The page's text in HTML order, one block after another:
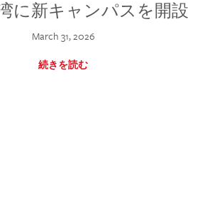
に新キャンパスを開設
March 31, 2026
続きを読む